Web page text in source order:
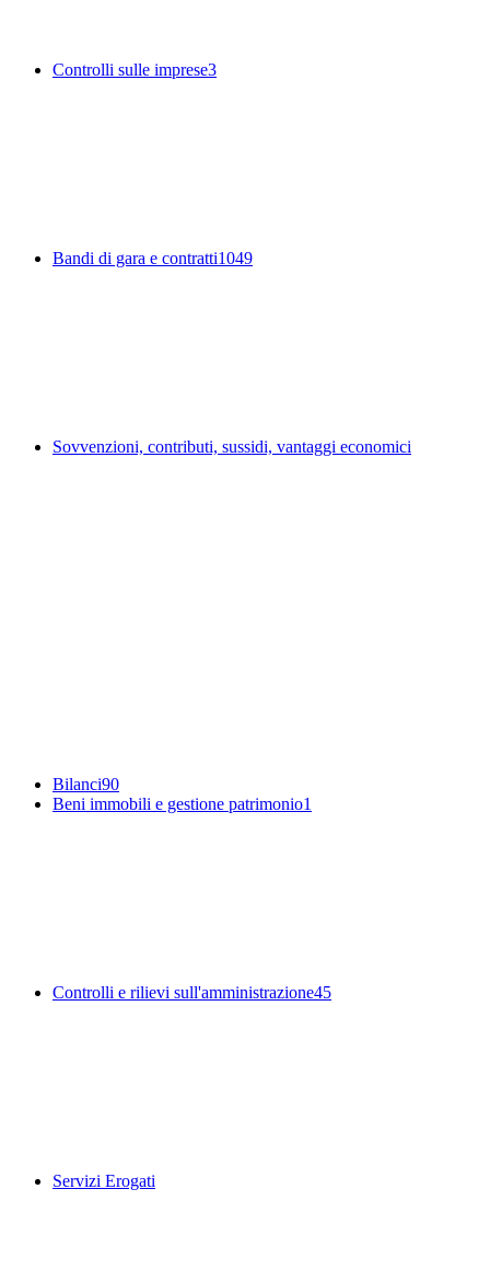
Controlli sulle imprese3
Bandi di gara e contratti1049
Sovvenzioni, contributi, sussidi, vantaggi economici
Bilanci90
Beni immobili e gestione patrimonio1
Controlli e rilievi sull'amministrazione45
Servizi Erogati